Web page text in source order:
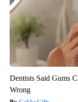
Dentists Said Gums
Wrong